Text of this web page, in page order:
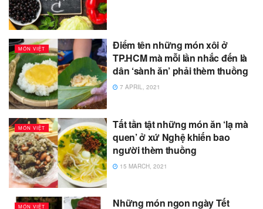
MÓN VIỆT
Điểm tên những món xôi ở
TP.HCM mà mỗi lần nhắc đến là
dân ‘sành ăn’ phải thèm thuồng
7 APRIL, 2021
MÓN VIỆT
Tất tần tật những món ăn ‘lạ mà
quen’ ở xứ Nghệ khiến bao
người thèm thuồng
15 MARCH, 2021
MÓN VIỆT
Những món ngon ngày Tết